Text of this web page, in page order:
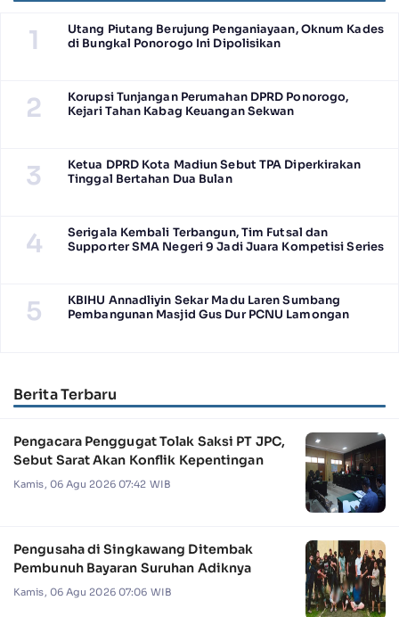
1
Utang Piutang Berujung Penganiayaan, Oknum Kades
di Bungkal Ponorogo Ini Dipolisikan
2
Korupsi Tunjangan Perumahan DPRD Ponorogo,
Kejari Tahan Kabag Keuangan Sekwan
3
Ketua DPRD Kota Madiun Sebut TPA Diperkirakan
Tinggal Bertahan Dua Bulan
4
Serigala Kembali Terbangun, Tim Futsal dan
Supporter SMA Negeri 9 Jadi Juara Kompetisi Series
5
KBIHU Annadliyin Sekar Madu Laren Sumbang
Pembangunan Masjid Gus Dur PCNU Lamongan
Berita Terbaru
Pengacara Penggugat Tolak Saksi PT JPC,
Sebut Sarat Akan Konflik Kepentingan
Kamis, 06 Agu 2026 07:42 WIB
Pengusaha di Singkawang Ditembak
Pembunuh Bayaran Suruhan Adiknya
Kamis, 06 Agu 2026 07:06 WIB